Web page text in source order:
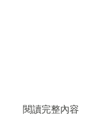
閱讀完整內容